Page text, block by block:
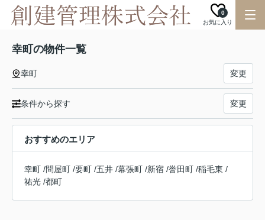
お気に入り
0
幸町の物件一覧
幸町 変更
条件から探す 変更
おすすめのエリア
幸町 /問屋町 /要町 /五井 /幕張町 /新宿 /誉田町 /稲毛東 /
祐光 /都町